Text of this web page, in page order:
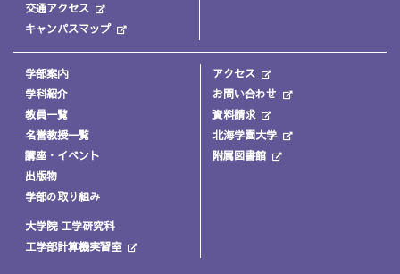
交通アクセス
キャンパスマップ
学部案内
学科紹介
教員一覧
名誉教授一覧
講座・イベント
出版物
学部の取り組み
大学院 工学研究科
工学部計算機実習室
アクセス
お問い合わせ
資料請求
北海学園大学
附属図書館